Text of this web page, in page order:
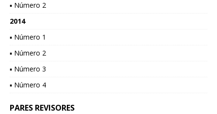
▪ Número 2
2014
▪ Número 1
▪ Número 2
▪ Número 3
▪ Número 4
PARES REVISORES